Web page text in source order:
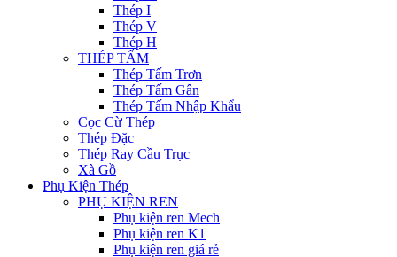
Thép I
Thép V
Thép H
THÉP TẤM
Thép Tấm Trơn
Thép Tấm Gân
Thép Tấm Nhập Khẩu
Cọc Cừ Thép
Thép Đặc
Thép Ray Cầu Trục
Xà Gồ
Phụ Kiện Thép
PHỤ KIỆN REN
Phụ kiện ren Mech
Phụ kiện ren K1
Phụ kiện ren giá rẻ